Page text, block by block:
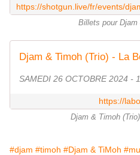
Billets pour
Djam & Timoh (Trio) - La
SAMEDI 26 OCTOBRE 2024 -
https://
Djam & Timoh
#djam #timoh #Djam & TiMoh